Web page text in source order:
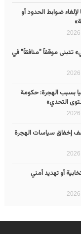
لإلغاء ضوابط الحدود أو
تتبنى موقفاً "منافقاً" في
بسبب الهجرة: حكومة
التحدي»
إخفاق سياسات الهجرة
أو تهديد أمني